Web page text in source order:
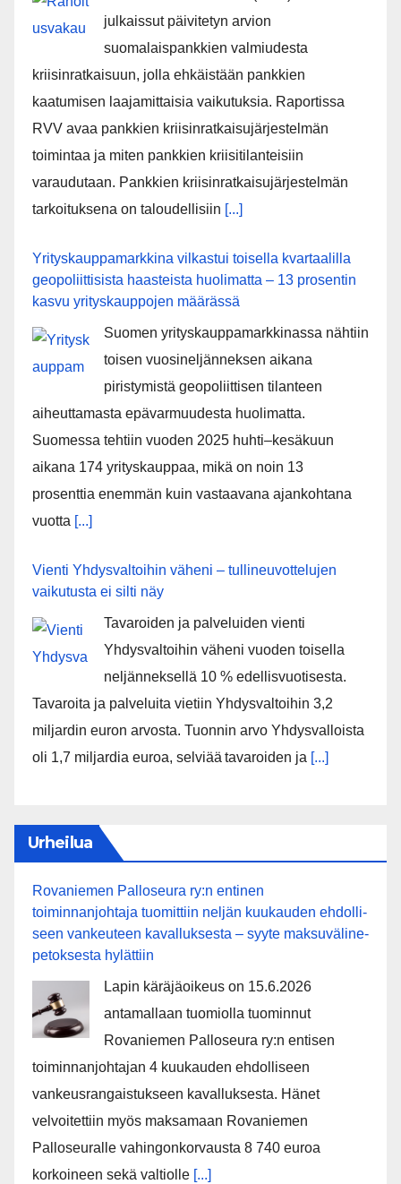
julkaissut päivitetyn arvion
suomalaispankkien valmiudesta
kriisinratkaisuun, jolla ehkäistään pankkien
kaatumisen laajamittaisia vaikutuksia. Raportissa
RVV avaa pankkien kriisinratkaisujärjestelmän
toimintaa ja miten pankkien kriisitilanteisiin
varaudutaan. Pankkien kriisinratkaisujärjestelmän
tarkoituksena on taloudellisiin [...]
Yrityskauppamarkkina vilkastui toisella kvartaalilla
geopoliittisista haasteista huolimatta – 13 prosentin
kasvu yrityskauppojen määrässä
Suomen yrityskauppamarkkinassa nähtiin
toisen vuosineljänneksen aikana
piristymistä geopoliittisen tilanteen
aiheuttamasta epävarmuudesta huolimatta.
Suomessa tehtiin vuoden 2025 huhti–kesäkuun
aikana 174 yrityskauppaa, mikä on noin 13
prosenttia enemmän kuin vastaavana ajankohtana
vuotta [...]
Vienti Yhdysvaltoihin väheni – tullineuvottelujen
vaikutusta ei silti näy
Tavaroiden ja palveluiden vienti
Yhdysvaltoihin väheni vuoden toisella
neljänneksellä 10 % edellisvuotisesta.
Tavaroita ja palveluita vietiin Yhdysvaltoihin 3,2
miljardin euron arvosta. Tuonnin arvo Yhdysvalloista
oli 1,7 miljardia euroa, selviää tavaroiden ja [...]
Urheilua
Rovaniemen Palloseura ry:n entinen
toiminnanjohtaja tuo­mit­tiin neljän kuu­kau­den eh­dol­li­
seen van­keu­teen ka­val­luk­ses­ta – syyte mak­su­vä­li­ne­
pe­tok­ses­ta hy­lät­tiin
Lapin käräjäoikeus on 15.6.2026
antamallaan tuomiolla tuominnut
Rovaniemen Palloseura ry:n entisen
toiminnanjohtajan 4 kuukauden ehdolliseen
vankeusrangaistukseen kavalluksesta. Hänet
velvoitettiin myös maksamaan Rovaniemen
Palloseuralle vahingonkorvausta 8 740 euroa
korkoineen sekä valtiolle [...]